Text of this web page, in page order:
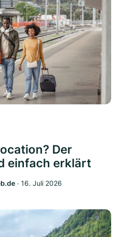
Der
einfach erklärt
‧ 16. Juli 2026